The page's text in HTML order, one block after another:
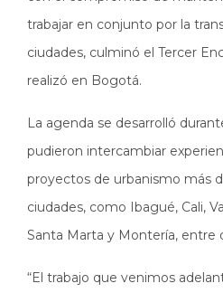
trabajar en conjunto por la
ciudades, culminó el Tercer
realizó en Bogotá.
La agenda se desarrolló
pudieron intercambiar
proyectos de urbanismo más
ciudades, como Ibagué, Cali,
Santa Marta y Montería, entre
“El trabajo que venimos